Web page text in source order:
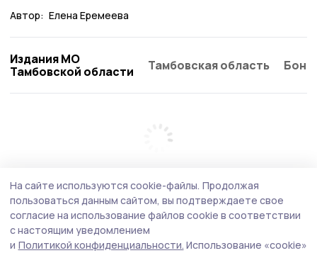
Автор: Елена Еремеева
Издания МО
Тамбовской области
Тамбовская область
На сайте используются cookie-файлы. Продолжая
пользоваться данным сайтом, вы подтверждаете свое
согласие на использование файлов cookie в соответствии
с настоящим уведомлением
и Политикой конфиденциальности. Использование «cookie»